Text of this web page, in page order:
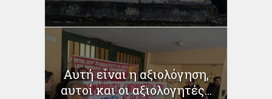
Αυτή είναι η αξιολόγηση,
αυτοί και οι αξιολογητές...